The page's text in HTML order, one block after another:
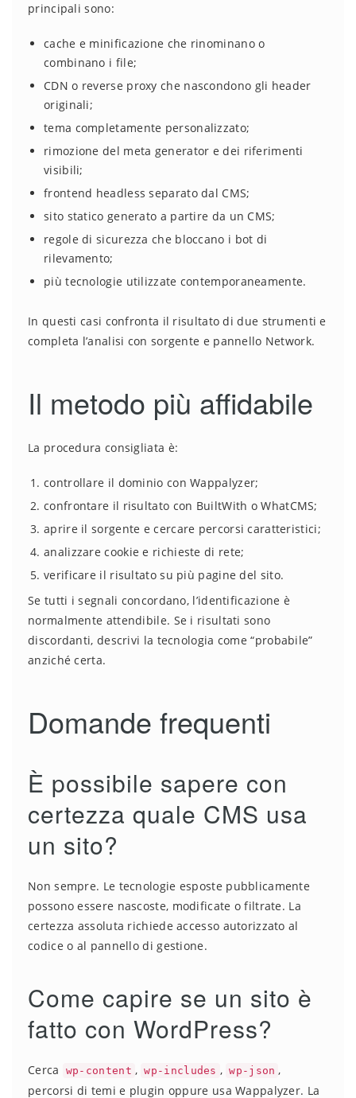
principali sono:
cache e minificazione che rinominano o
combinano i file;
CDN o reverse proxy che nascondono gli header
originali;
tema completamente personalizzato;
rimozione del meta generator e dei riferimenti
visibili;
frontend headless separato dal CMS;
sito statico generato a partire da un CMS;
regole di sicurezza che bloccano i bot di
rilevamento;
più tecnologie utilizzate contemporaneamente.
In questi casi confronta il risultato di due strumenti e
completa l’analisi con sorgente e pannello Network.
Il metodo più affidabile
La procedura consigliata è:
controllare il dominio con Wappalyzer;
confrontare il risultato con BuiltWith o WhatCMS;
aprire il sorgente e cercare percorsi caratteristici;
analizzare cookie e richieste di rete;
verificare il risultato su più pagine del sito.
Se tutti i segnali concordano, l’identificazione è
normalmente attendibile. Se i risultati sono
discordanti, descrivi la tecnologia come “probabile”
anziché certa.
Domande frequenti
È possibile sapere con
certezza quale CMS usa
un sito?
Non sempre. Le tecnologie esposte pubblicamente
possono essere nascoste, modificate o filtrate. La
certezza assoluta richiede accesso autorizzato al
codice o al pannello di gestione.
Come capire se un sito è
fatto con WordPress?
Cerca wp-content , wp-includes , wp-json ,
percorsi di temi e plugin oppure usa Wappalyzer. La